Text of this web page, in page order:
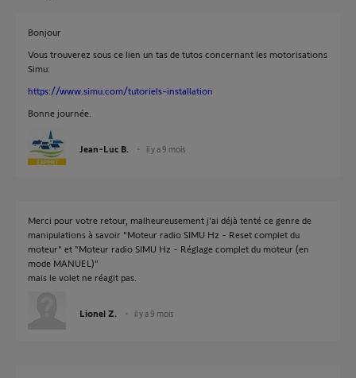
Bonjour
Vous trouverez sous ce lien un tas de tutos concernant les motorisations
Simu:
https://www.simu.com/tutoriels-installation
Bonne journée.
Jean-Luc B. il y a 9 mois
Merci pour votre retour, malheureusement j'ai déjà tenté ce genre de
manipulations à savoir "Moteur radio SIMU Hz - Reset complet du
moteur" et "Moteur radio SIMU Hz - Réglage complet du moteur (en
mode MANUEL)"
mais le volet ne réagit pas.
Lionel Z. il y a 9 mois